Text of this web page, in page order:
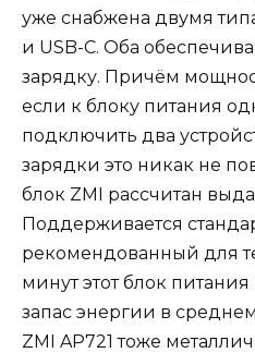
уже снабжена двумя
и USB-C. Оба
зарядку. Причём
если к блоку питания
подключить два
зарядки это никак не
блок ZMI рассчитан
Поддерживается
рекомендованный для
минут этот блок
запас энергии в
ZMI AP721 тоже